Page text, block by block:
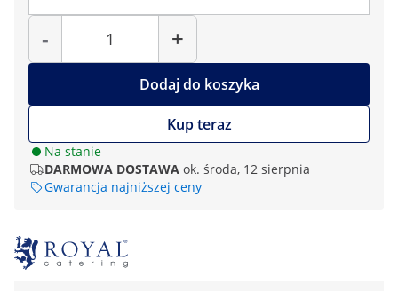
-
Liczba
+
Dodaj do koszyka
Kup teraz
Na stanie
DARMOWA DOSTAWA ok. środa, 12 sierpnia
Gwarancja najniższej ceny